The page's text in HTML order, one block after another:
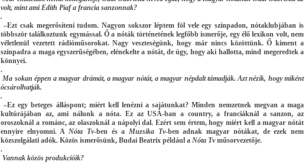
volt, mint ami Edith Piaf a francia sanzonnak?
.
–Ezt csak megerősíteni tudom. Nagyon sokszor léptem föl vele egy színpadon, nótaklubjában is
többször találkoztunk egymással. Ő a nóták történetének legfőbb ismerője, egy élő lexikon volt, nem
véletlenül vezetett rádióműsorokat. Nagy veszteségünk, hogy már nincs közöttünk. Ő kiment a
színpadra a maga egyszerűségében, elénekelte a nótát, de úgy, hogy aki hallotta, mind megeredtek a
könnyei.
.
Ma sokan éppen a magyar drámát, a magyar nótát, a magyar népdalt támadják. Azt nézik, hogy miként
ócsárolhatják.
.
–Ez egy beteges álláspont; miért kell lenézni a sajátunkat? Minden nemzetnek megvan a maga
kultúrájában az, ami nálunk a nóta. Ez az USÁ-ban a country, a franciáknál a sanzon, az
oroszoknál a románc, az olaszoknál a nápolyi dal. Ezért sem értem, hogy miért kell a magyar nótát
ennyire elnyomni. ANóta Tv-ben és aMuzsika Tv-ben adnak magyar nótákat, de ezek nem
közszolgálati adók. Közös ismerősünk, Budai Beatrix például a Nóta Tvműsorvezetője.
.
Vannak közös produkcióik?